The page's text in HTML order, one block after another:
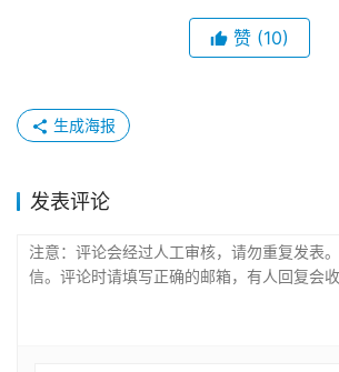
赞 (10)
生成海报
发表评论